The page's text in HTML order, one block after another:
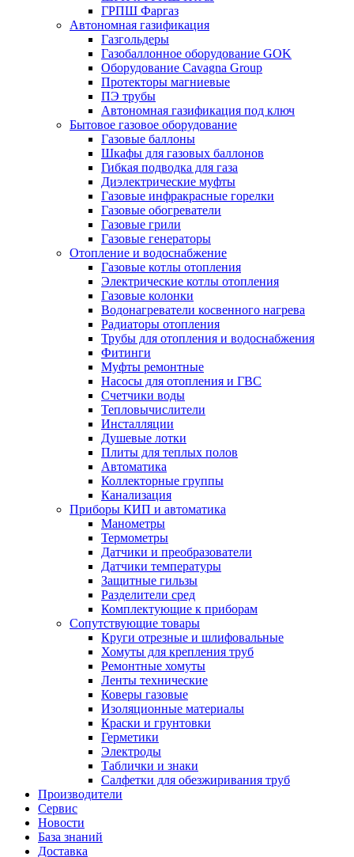
ГРПШ Фаргаз
Автономная газификация
Газгольдеры
Газобаллонное оборудование GOK
Оборудование Cavagna Group
Протекторы магниевые
ПЭ трубы
Автономная газификация под ключ
Бытовое газовое оборудование
Газовые баллоны
Шкафы для газовых баллонов
Гибкая подводка для газа
Диэлектрические муфты
Газовые инфракрасные горелки
Газовые обогреватели
Газовые грили
Газовые генераторы
Отопление и водоснабжение
Газовые котлы отопления
Электрические котлы отопления
Газовые колонки
Водонагреватели косвенного нагрева
Радиаторы отопления
Трубы для отопления и водоснабжения
Фитинги
Муфты ремонтные
Насосы для отопления и ГВС
Счетчики воды
Тепловычислители
Инсталляции
Душевые лотки
Плиты для теплых полов
Автоматика
Коллекторные группы
Канализация
Приборы КИП и автоматика
Манометры
Термометры
Датчики и преобразователи
Датчики температуры
Защитные гильзы
Разделители сред
Комплектующие к приборам
Сопутствующие товары
Круги отрезные и шлифовальные
Хомуты для крепления труб
Ремонтные хомуты
Ленты технические
Коверы газовые
Изоляционные материалы
Краски и грунтовки
Герметики
Электроды
Таблички и знаки
Салфетки для обезжиривания труб
Производители
Сервис
Новости
База знаний
Доставка